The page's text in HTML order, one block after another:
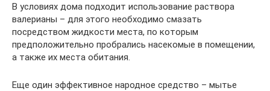
В условиях дома подходит использование раствора
валерианы – для этого необходимо смазать
посредством жидкости места, по которым
предположительно пробрались насекомые в помещении,
а также их места обитания.
Еще один эффективное народное средство – мытье